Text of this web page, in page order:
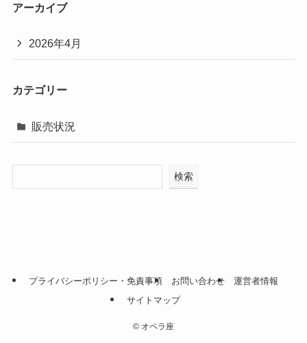
アーカイブ
2026年4月
カテゴリー
販売状況
検索
プライバシーポリシー・免責事項 お問い合わせ
運営者情報
サイトマップ
© オペラ座